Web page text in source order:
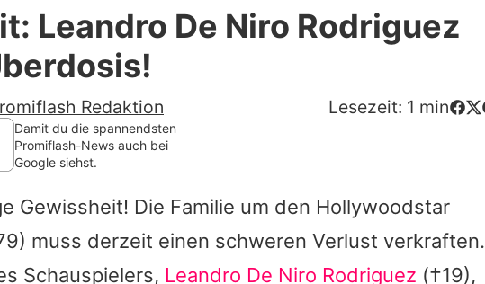
Nutzungsbedingungen
Utiq verwalten
Leandro De Niro Rodriguez
Redaktion Lesezeit: 1 min
Damit du die spannendsten
Promiflash-News auch bei
Google siehst.
Gewissheit! Die Familie um den Hollywoodstar
muss derzeit einen schweren Verlust verkraften.
Schauspielers, Leandro De Niro Rodriguez (†19),